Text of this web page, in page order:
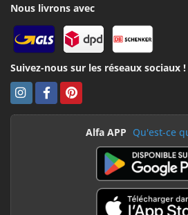
Nous livrons avec
Suivez-nous sur les réseaux sociaux !
Alfa APP Qu'est-ce